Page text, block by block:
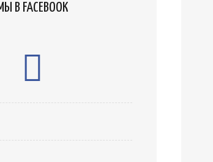
В FACEBOOK